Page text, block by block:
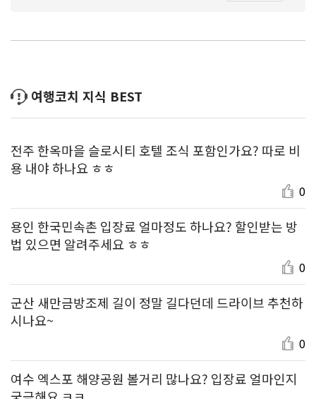
여행코치 지식 BEST
전주 한옥마을 슬로시티 호텔 조식 포함인가요? 따로 비
용 내야 하나요 ㅎㅎ
0
용인 한국민속촌 입장료 얼마정도 하나요? 할인받는 방
법 있으면 알려주세요 ㅎㅎ
0
군산 새만금방조제 길이 정말 길다던데 드라이브 추천하
시나요~
0
여수 엑스포 해양공원 볼거리 많나요? 입장료 얼마인지